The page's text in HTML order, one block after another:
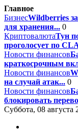
Главное
БизнесWildberries
для хранения... 0
КриптовалютаТун
проголосует по
Новости финансов
краткосрочным
Новости финансов
на случай атак... 0
Новости финансов
блокировать
Суббота, 08 августа